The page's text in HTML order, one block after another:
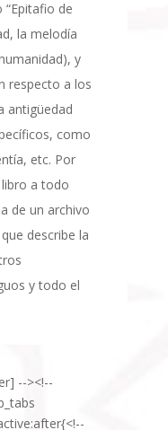
de
la melodía
y
respecto a los
antigüedad
como
etc. Por
a todo
de un archivo
describe la
y todo el
--><!--